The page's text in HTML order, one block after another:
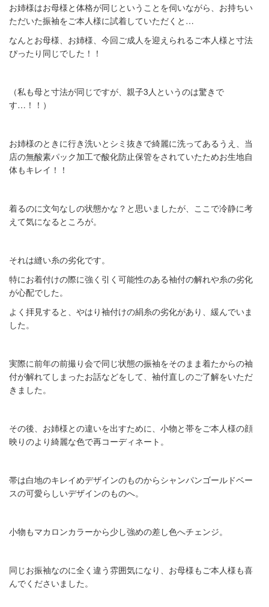
お姉様はお母様と体格が同じということを伺いながら、お持ちい
ただいた振袖をご本人様に試着していただくと …
なんとお母様、お姉様、今回ご成人を迎えられるご本人様と寸法
ぴったり同じでした！！
（私も母と寸法が同じですが、親子3人というのは驚きで
す… ！！）
お姉様のときに行き洗いとシミ抜きで綺麗に洗ってあるうえ、当
店の無酸素パック加工で酸化防止保管をされていたためお生地自
体もキレイ！！
着るのに文句なしの状態かな？と思いましたが、ここで冷静に考
えて気になるところが。
それは縫い糸の劣化です。
特にお着付けの際に強く引く可能性のある袖付の解れや糸の劣化
が心配でした。
よく拝見すると、やはり袖付けの絹糸の劣化があり、緩んでいま
した。
実際に前年の前撮り会で同じ状態の振袖をそのまま着たからの袖
付が解れてしまったお話などをして、袖付直しのご了解をいただ
きました。
その後、お姉様との違いを出すために、小物と帯をご本人様の顔
映りのより綺麗な色で再コーディネート。
帯は白地のキレイめデザインのものからシャンパンゴールドベー
スの可愛らしいデザインのものへ。
小物もマカロンカラーから少し強めの差し色へチェンジ。
同じお振袖なのに全く違う雰囲気になり、お母様もご本人様も喜
んでくださいました。